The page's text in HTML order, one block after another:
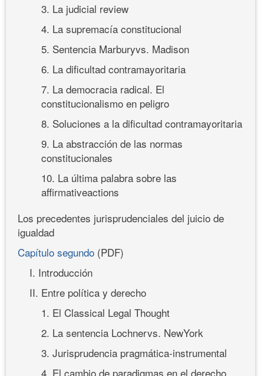
3. La judicial review
4. La supremacía constitucional
5. Sentencia Marburyvs. Madison
6. La dificultad contramayoritaria
7. La democracia radical. El
constitucionalismo en peligro
8. Soluciones a la dificultad contramayoritaria
9. La abstracción de las normas
constitucionales
10. La última palabra sobre las
affirmativeactions
Los precedentes jurisprudenciales del juicio de
igualdad
Capítulo segundo (PDF)
I. Introducción
II. Entre política y derecho
1. El Classical Legal Thought
2. La sentencia Lochnervs. NewYork
3. Jurisprudencia pragmática-instrumental
4. El cambio de paradigmas en el derecho